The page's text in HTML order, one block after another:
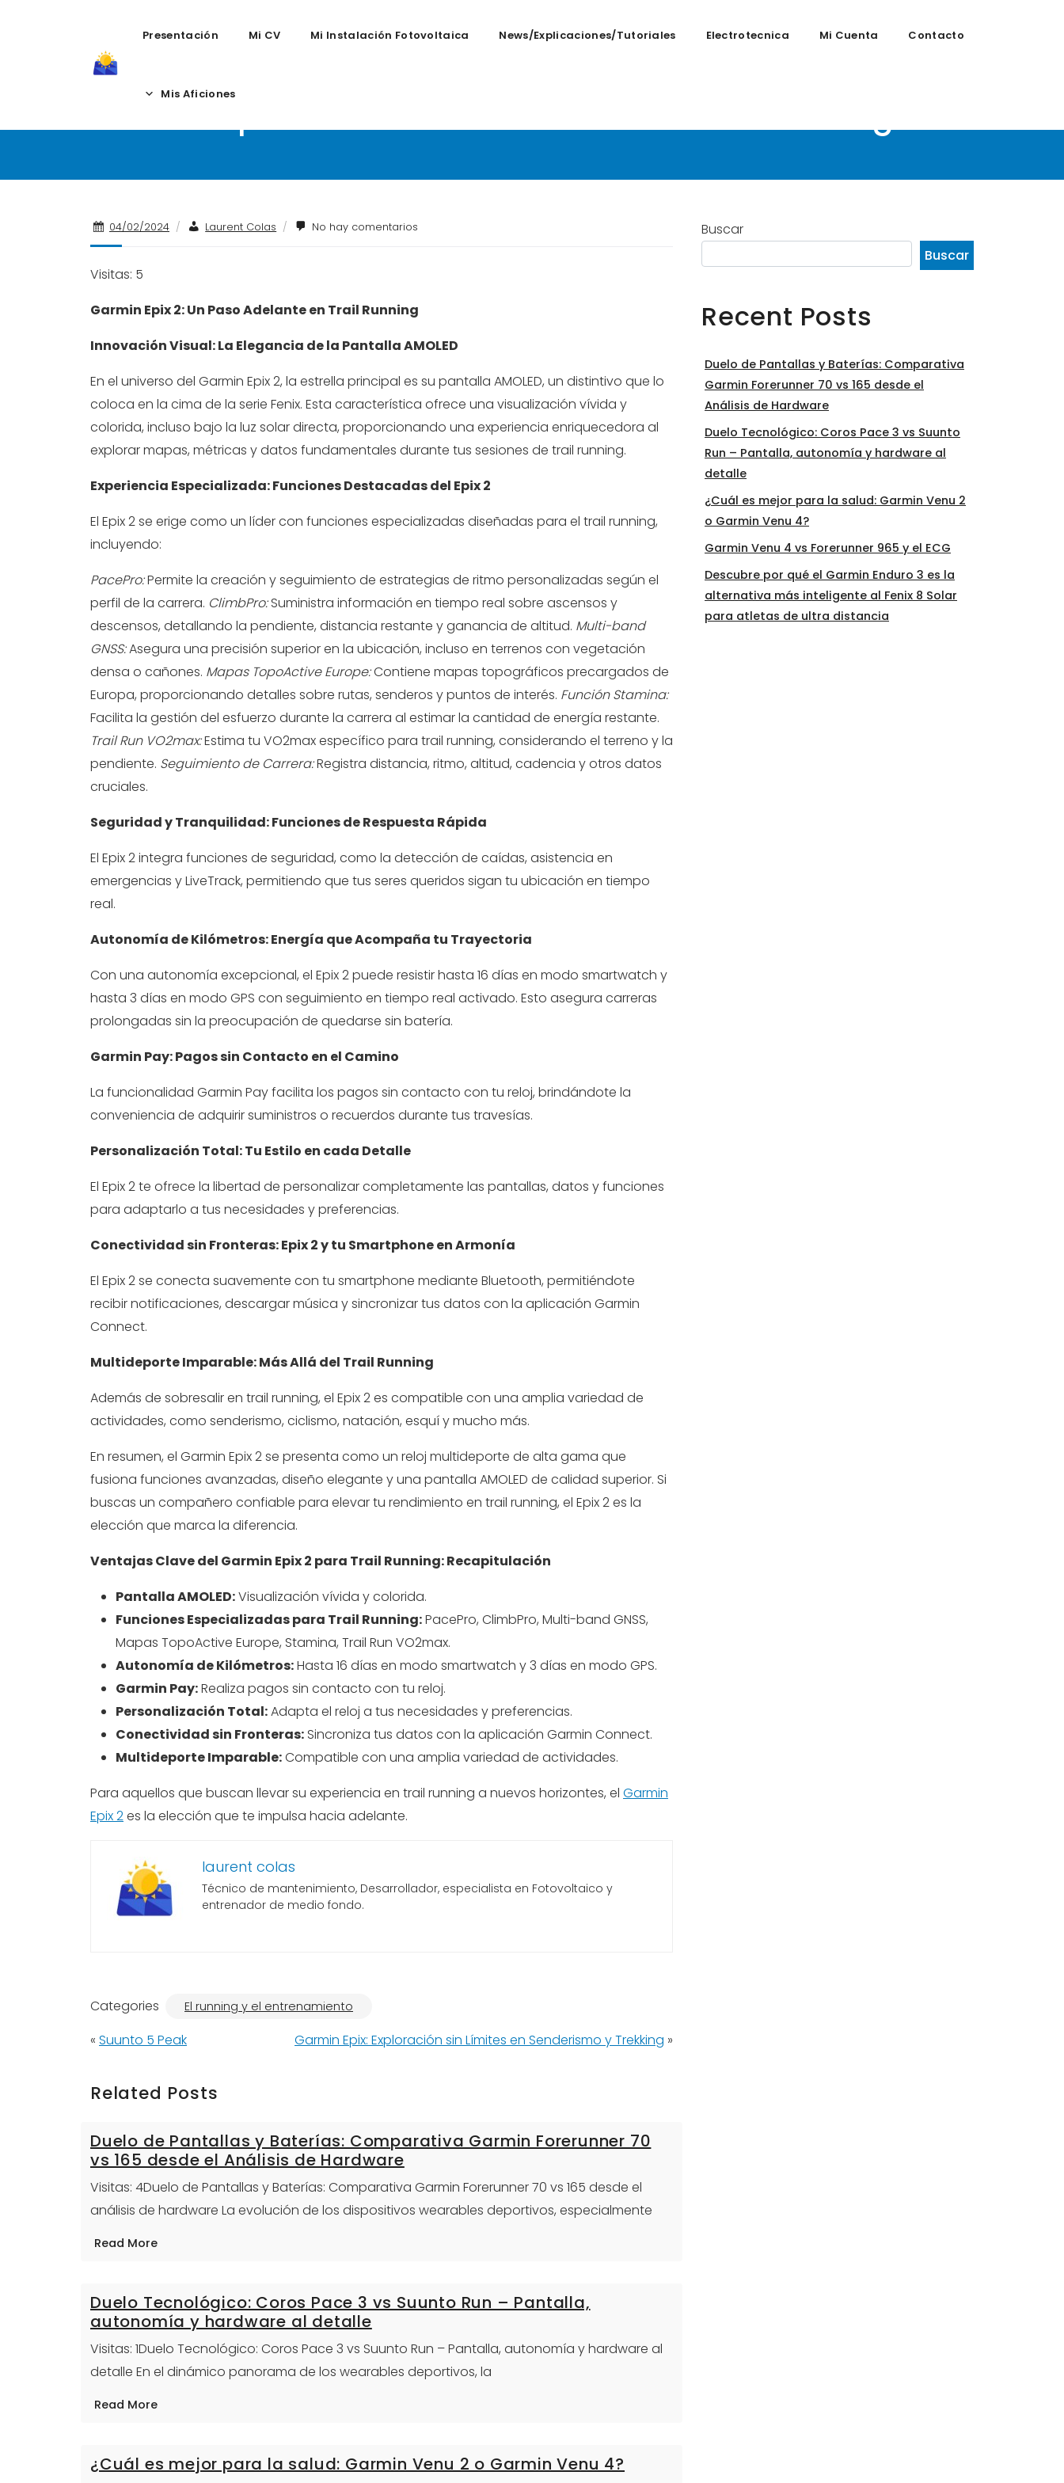
Presentación Mi CV Mi Instalación Fotovoltaica News/Explicaciones/tutoriales Electrotecnica Mi Cuenta Contacto
Mis Aficiones
04/02/2024 / Laurent Colas / No hay comentarios
Visitas: 5
Garmin Epix 2: Un Paso Adelante en Trail Running
Innovación Visual: La Elegancia de la Pantalla AMOLED
En el universo del Garmin Epix 2, la estrella principal es su pantalla AMOLED, un distintivo que lo
coloca en la cima de la serie Fenix. Esta característica ofrece una visualización vívida y
colorida, incluso bajo la luz solar directa, proporcionando una experiencia enriquecedora al
explorar mapas, métricas y datos fundamentales durante tus sesiones de trail running.
Experiencia Especializada: Funciones Destacadas del Epix 2
El Epix 2 se erige como un líder con funciones especializadas diseñadas para el trail running,
incluyendo:
PacePro:Permite la creación y seguimiento de estrategias de ritmo personalizadas según el
perfil de la carrera. ClimbPro:Suministra información en tiempo real sobre ascensos y
descensos, detallando la pendiente, distancia restante y ganancia de altitud. Multi-band
GNSS:Asegura una precisión superior en la ubicación, incluso en terrenos con vegetación
densa o cañones. Mapas TopoActive Europe:Contiene mapas topográficos precargados de
Europa, proporcionando detalles sobre rutas, senderos y puntos de interés. Función Stamina:
Facilita la gestión del esfuerzo durante la carrera al estimar la cantidad de energía restante.
Trail Run VO2max:Estima tu VO2max específico para trail running, considerando el terreno y la
pendiente. Seguimiento de Carrera:Registra distancia, ritmo, altitud, cadencia y otros datos
cruciales.
Seguridad y Tranquilidad: Funciones de Respuesta Rápida
El Epix 2 integra funciones de seguridad, como la detección de caídas, asistencia en
emergencias y LiveTrack, permitiendo que tus seres queridos sigan tu ubicación en tiempo
real.
Autonomía de Kilómetros: Energía que Acompaña tu Trayectoria
Con una autonomía excepcional, el Epix 2 puede resistir hasta 16 días en modo smartwatch y
hasta 3 días en modo GPS con seguimiento en tiempo real activado. Esto asegura carreras
prolongadas sin la preocupación de quedarse sin batería.
Garmin Pay: Pagos sin Contacto en el Camino
La funcionalidad Garmin Pay facilita los pagos sin contacto con tu reloj, brindándote la
conveniencia de adquirir suministros o recuerdos durante tus travesías.
Personalización Total: Tu Estilo en cada Detalle
El Epix 2 te ofrece la libertad de personalizar completamente las pantallas, datos y funciones
para adaptarlo a tus necesidades y preferencias.
Conectividad sin Fronteras: Epix 2 y tu Smartphone en Armonía
El Epix 2 se conecta suavemente con tu smartphone mediante Bluetooth, permitiéndote
recibir notificaciones, descargar música y sincronizar tus datos con la aplicación Garmin
Connect.
Multideporte Imparable: Más Allá del Trail Running
Además de sobresalir en trail running, el Epix 2 es compatible con una amplia variedad de
actividades, como senderismo, ciclismo, natación, esquí y mucho más.
En resumen, el Garmin Epix 2 se presenta como un reloj multideporte de alta gama que
fusiona funciones avanzadas, diseño elegante y una pantalla AMOLED de calidad superior. Si
buscas un compañero confiable para elevar tu rendimiento en trail running, el Epix 2 es la
elección que marca la diferencia.
Ventajas Clave del Garmin Epix 2 para Trail Running: Recapitulación
Pantalla AMOLED:Visualización vívida y colorida.
Funciones Especializadas para Trail Running:PacePro, ClimbPro, Multi-band GNSS,
Mapas TopoActive Europe, Stamina, Trail Run VO2max.
Autonomía de Kilómetros:Hasta 16 días en modo smartwatch y 3 días en modo GPS.
Garmin Pay:Realiza pagos sin contacto con tu reloj.
Personalización Total:Adapta el reloj a tus necesidades y preferencias.
Conectividad sin Fronteras: Sincroniza tus datos con la aplicación Garmin Connect.
Multideporte Imparable:Compatible con una amplia variedad de actividades.
Para aquellos que buscan llevar su experiencia en trail running a nuevos horizontes, el Garmin
Epix 2es la elección que te impulsa hacia adelante.
laurent colas
Técnico de mantenimiento, Desarrollador, especialista en Fotovoltaico y
entrenador de medio fondo.
Categories El running y el entrenamiento
« Suunto 5 Peak Garmin Epix: Exploración sin Límites en Senderismo y Trekking »
Related Posts
Duelo de Pantallas y Baterías: Comparativa Garmin Forerunner 70
vs 165 desde el Análisis de Hardware
Visitas: 4Duelo de Pantallas y Baterías: Comparativa Garmin Forerunner 70 vs 165 desde el
análisis de hardware La evolución de los dispositivos wearables deportivos, especialmente
Read More
Duelo Tecnológico: Coros Pace 3 vs Suunto Run – Pantalla,
autonomía y hardware al detalle
Visitas: 1Duelo Tecnológico: Coros Pace 3 vs Suunto Run – Pantalla, autonomía y hardware al
detalle En el dinámico panorama de los wearables deportivos, la
Read More
¿Cuál es mejor para la salud: Garmin Venu 2 o Garmin Venu 4?
Buscar
Buscar
Recent Posts
Duelo de Pantallas y Baterías: Comparativa
Garmin Forerunner 70 vs 165 desde el
Análisis de Hardware
Duelo Tecnológico: Coros Pace 3 vs Suunto
Run – Pantalla, autonomía y hardware al
detalle
¿Cuál es mejor para la salud: Garmin Venu 2
o Garmin Venu 4?
Garmin Venu 4 vs Forerunner 965 y el ECG
Descubre por qué el Garmin Enduro 3 es la
alternativa más inteligente al Fenix 8 Solar
para atletas de ultra distancia